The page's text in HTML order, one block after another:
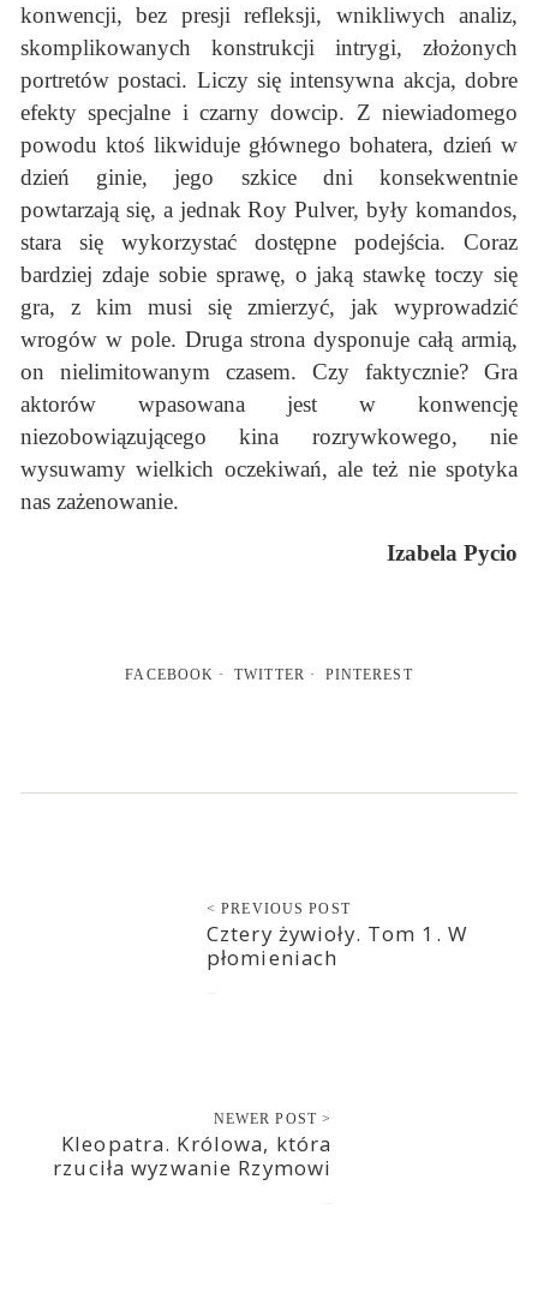
konwencji, bez presji refleksji, wnikliwych analiz,
skomplikowanych konstrukcji intrygi, złożonych
portretów postaci. Liczy się intensywna akcja, dobre
efekty specjalne i czarny dowcip. Z niewiadomego
powodu ktoś likwiduje głównego bohatera, dzień w
dzień ginie, jego szkice dni konsekwentnie
powtarzają się, a jednak Roy Pulver, były komandos,
stara się wykorzystać dostępne podejścia. Coraz
bardziej zdaje sobie sprawę, o jaką stawkę toczy się
gra, z kim musi się zmierzyć, jak wyprowadzić
wrogów w pole. Druga strona dysponuje całą armią,
on nielimitowanym czasem. Czy faktycznie? Gra
aktorów wpasowana jest w konwencję
niezobowiązującego kina rozrywkowego, nie
wysuwamy wielkich oczekiwań, ale też nie spotyka
nas zażenowanie.
Izabela Pycio
FACEBOOK TWITTER PINTEREST
< PREVIOUS POST
Cztery żywioły. Tom 1. W
płomieniach
NEWER POST >
Kleopatra. Królowa, która
rzuciła wyzwanie Rzymowi